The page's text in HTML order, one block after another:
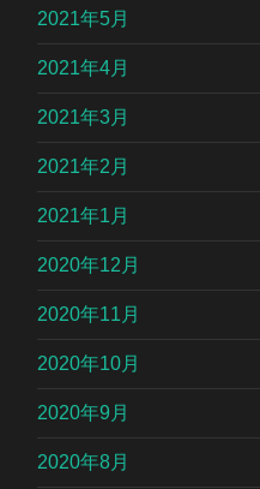
2021年5月
2021年4月
2021年3月
2021年2月
2021年1月
2020年12月
2020年11月
2020年10月
2020年9月
2020年8月